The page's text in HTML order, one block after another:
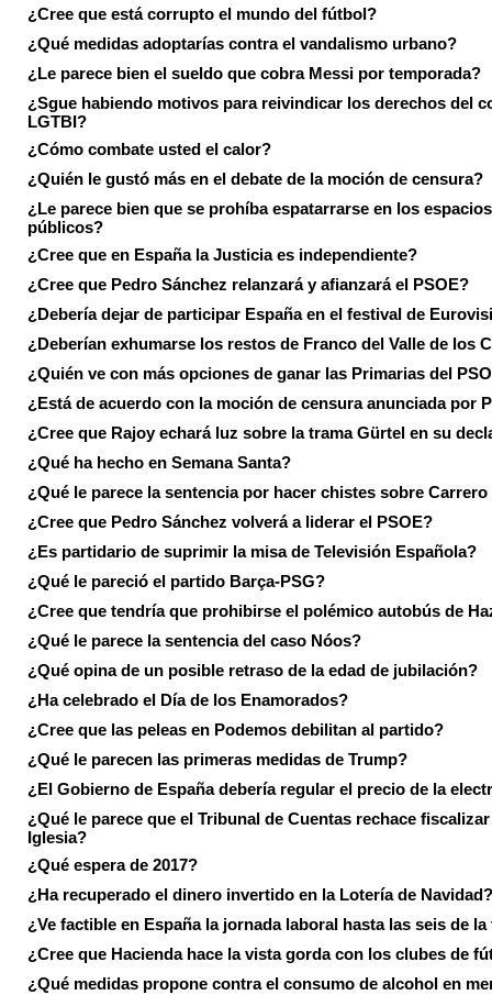
¿Cree que está corrupto el mundo del fútbol?
¿Qué medidas adoptarías contra el vandalismo urbano?
¿Le parece bien el sueldo que cobra Messi por temporada?
¿Sgue habiendo motivos para reivindicar los derechos del
LGTBI?
¿Cómo combate usted el calor?
¿Quién le gustó más en el debate de la moción de censura?
¿Le parece bien que se prohíba espatarrarse en los espacios
públicos?
¿Cree que en España la Justicia es independiente?
¿Cree que Pedro Sánchez relanzará y afianzará el PSOE?
¿Debería dejar de participar España en el festival de
¿Deberían exhumarse los restos de Franco del Valle de los
¿Quién ve con más opciones de ganar las Primarias del
¿Está de acuerdo con la moción de censura anunciada por
¿Cree que Rajoy echará luz sobre la trama Gürtel en su
¿Qué ha hecho en Semana Santa?
¿Qué le parece la sentencia por hacer chistes sobre
¿Cree que Pedro Sánchez volverá a liderar el PSOE?
¿Es partidario de suprimir la misa de Televisión Española?
¿Qué le pareció el partido Barça-PSG?
¿Cree que tendría que prohibirse el polémico autobús de
¿Qué le parece la sentencia del caso Nóos?
¿Qué opina de un posible retraso de la edad de jubilación?
¿Ha celebrado el Día de los Enamorados?
¿Cree que las peleas en Podemos debilitan al partido?
¿Qué le parecen las primeras medidas de Trump?
¿El Gobierno de España debería regular el precio de la
¿Qué le parece que el Tribunal de Cuentas rechace fiscalizar
Iglesia?
¿Qué espera de 2017?
¿Ha recuperado el dinero invertido en la Lotería de Navidad?
¿Ve factible en España la jornada laboral hasta las seis de la
¿Cree que Hacienda hace la vista gorda con los clubes de
¿Qué medidas propone contra el consumo de alcohol en